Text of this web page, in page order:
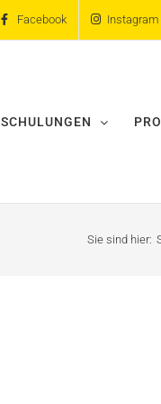
Facebook Instagram
SCHULUNGEN
Sie sind hier: